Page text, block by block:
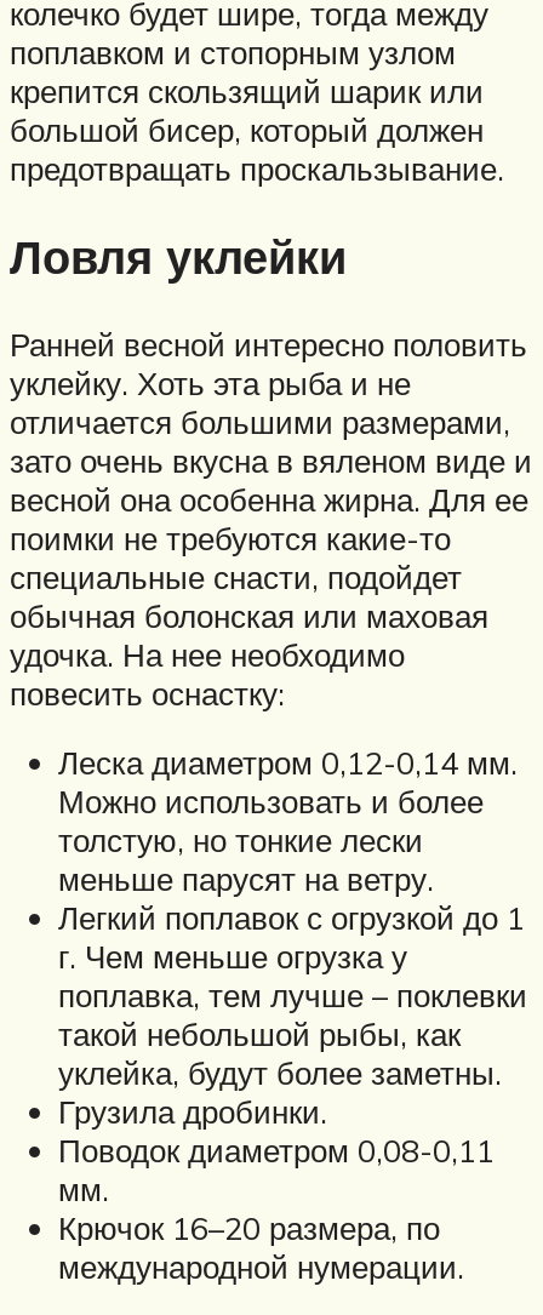
колечко будет шире, тогда между
поплавком и стопорным узлом
крепится скользящий шарик или
большой бисер, который должен
предотвращать проскальзывание.
Ловля уклейки
Ранней весной интересно половить
уклейку. Хоть эта рыба и не
отличается большими размерами,
зато очень вкусна в вяленом виде и
весной она особенна жирна. Для ее
поимки не требуются какие-то
специальные снасти, подойдет
обычная болонская или маховая
удочка. На нее необходимо
повесить оснастку:
Леска диаметром 0,12-0,14 мм.
Можно использовать и более
толстую, но тонкие лески
меньше парусят на ветру.
Легкий поплавок с огрузкой до 1
г. Чем меньше огрузка у
поплавка, тем лучше – поклевки
такой небольшой рыбы, как
уклейка, будут более заметны.
Грузила дробинки.
Поводок диаметром 0,08-0,11
мм.
Крючок 16–20 размера, по
международной нумерации.